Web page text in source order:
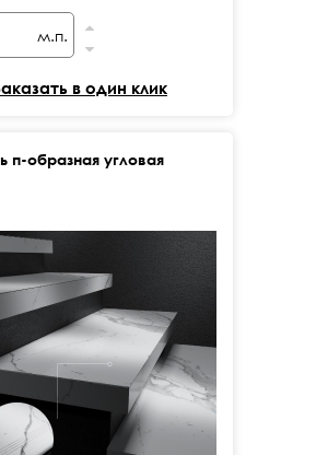
м.п.
в один клик
п-образная угловая